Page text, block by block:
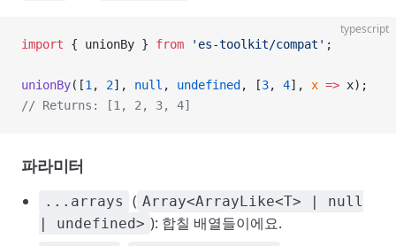
typescript
import { unionBy } from 'es-toolkit/compat' ;
unionBy([1 , 2], null , undefined , [3, 4], x => x);
// Returns: [1, 2, 3, 4]
파라미터
...arrays ( Array<ArrayLike<T> | null
| undefined> ): 합칠 배열들이에요.